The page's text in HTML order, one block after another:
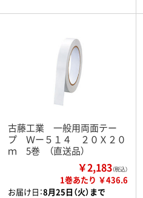
古藤工業 一般用両面テー
プ Ｗー５１４ ２０Ｘ２０
ｍ 5巻 （直送品）
￥2,183（税込）
1巻あたり ￥436.6
お届け日：8月25日（火）まで